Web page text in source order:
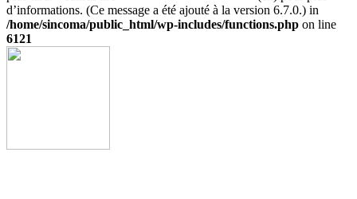
d’informations. (Ce message a été ajouté à la version 6.7.0.) in
/home/sincoma/public_html/wp-includes/functions.php on line
6121